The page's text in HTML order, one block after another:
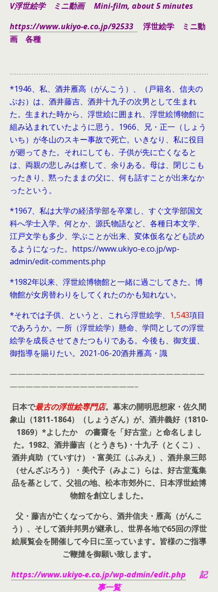
V浮世絵学 ミニ動画 Mini-film, about 5 minutes
https://www.ukiyo-e.co.jp/92533
浮世絵学 ミニ動
画 各種
*1946、 私、酒井雁高（がんこう）、（戸籍名、信夫の
ぶお）は、酒井藤吉、酒井十九子の次男として生まれ
た。生まれた時から、浮世絵に囲まれ、浮世絵博物館に
組み込まれていたように思う。1966、兄・正一（しょう
いち）が冬山のスキー事故で死亡。いきなり、私に役目
が廻ってきた。それにしても、子供が先に亡くなると
は、両親の悲しみは察して、余りある。母は、閉じこも
ったきり、黙ったままの父に、何も話すことが出来なか
ったという。
*1967、私は大学の経済学部を卒業し、すぐ文学部国文
科へ学士入学。何とか、源氏物語など、各種日本文学、
江戸文学も多少、学ぶことが出来、変体仮名なども読め
るようになった。https://www.ukiyo-e.co.jp/wp-
admin/edit-comments.php
*1982年以来、浮世絵博物館と一緒に過ごしてきた。博
物館が女房替わりをしてくれたのかも知れない。
*それでは子供、というと、これら浮世絵学、 1,543項目
であろうか。一所（浮世絵学）懸命、学問としての浮世
絵学を成長させてきたつもりである。今後も、御支援、
御指導を賜りたい。2021-06-20酒井雁高・識
—————————————————————————
————————————————–
日本で最古の浮世絵専門店。幕末の開明思想家・ 佐久間
象山（1811-1864）（しょうざん）が、酒井義好（1810-
1869）*よしたか の書齋を「好古堂」と命名しまし
た。 1982、酒井藤吉（とうきち)・十九子（とくこ）、
酒井貞助（ていすけ）・富美江（ふみえ）、酒井泉三郎
（せんざぶろう）・美代子（みよこ）らは、好古堂蒐集
品を基として、父祖の地、松本市郊外に、日本浮世絵博
物館を創立しました。
父・藤吉が亡くなってから、酒井信夫・雁高（がんこ
う）、そして酒井邦男が継承し、世界各地で65回の浮世
絵展覧会を開催して今日に至っています。皆様のご指導
ご鞭撻を御願い致します。
https://www.ukiyo-e.co.jp/wp-admin/edit.php 記
事一覧